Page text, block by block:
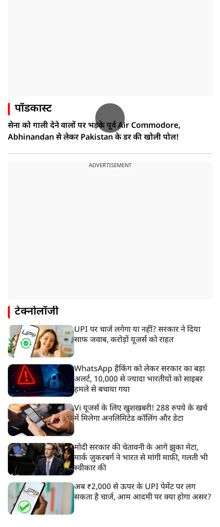
पॉडकास्ट
सेना को गाली देने वालों पर भड़के पूर्व Air Commodore,
Abhinandan से लेकर Pakistan के डर की खोली पोल!
ADVERTISEMENT
टेक्नोलॉजी
UPI पर चार्ज लगेगा या नहीं? सरकार ने दिया
साफ जवाब, करोड़ों यूजर्स को राहत
WhatsApp हैकिंग को लेकर सरकार का बड़ा
अलर्ट, 10,000 से ज्यादा भारतीयों को साइबर
हमले से बचाया गया
Vi यूजर्स के लिए खुशखबरी! 288 रुपये के खर्च
में मिलेगा अनलिमिटेड कॉलिंग और डेटा
मोदी सरकार की चेतावनी के आगे झुका मेटा,
मार्क ज़ुकरबर्ग ने भारत से मांगी माफ़ी, गलती भी
स्वीकार की
अब ₹2,000 से ऊपर के UPI पेमेंट पर लग
सकता है चार्ज, आम आदमी पर क्या होगा असर?